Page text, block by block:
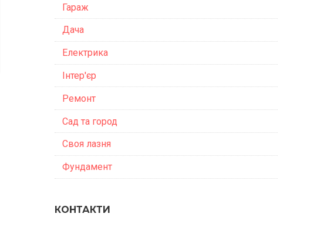
Гараж
Дача
Електрика
Інтер'єр
Ремонт
Сад та город
Своя лазня
Фундамент
КОНТАКТИ